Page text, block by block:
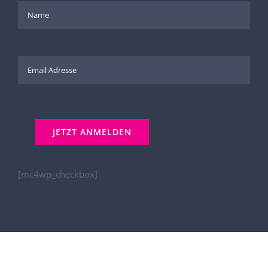
[mc4wp_checkbox]